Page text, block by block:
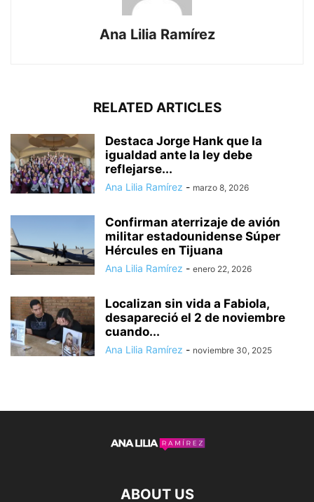
Ana Lilia Ramírez
RELATED ARTICLES
Destaca Jorge Hank que la
igualdad ante la ley debe
reflejarse...
Ana Lilia Ramírez - marzo 8, 2026
Confirman aterrizaje de avión
militar estadounidense Súper
Hércules en Tijuana
Ana Lilia Ramírez - enero 22, 2026
Localizan sin vida a Fabiola,
desapareció el 2 de noviembre
cuando...
Ana Lilia Ramírez - noviembre 30, 2025
ABOUT US